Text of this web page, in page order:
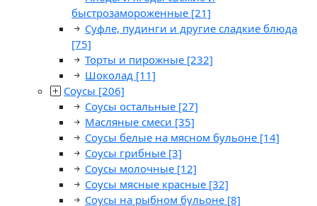
быстрозамороженные [21]
Суфле, пудинги и другие сладкие блюда
[75]
Торты и пирожные [232]
Шоколад [11]
Соусы [206]
Соусы остальные [27]
Масляные смеси [35]
Соусы белые на мясном бульоне [14]
Соусы грибные [3]
Соусы молочные [12]
Соусы мясные красные [32]
Соусы на рыбном бульоне [8]